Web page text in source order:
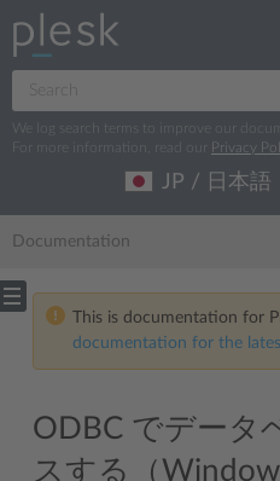
We log search terms to improve our
For more information, read our
Privacy
JP / 日本語
Documentation
This is documentation for
documentation for the
ODBC でデータ
スする（